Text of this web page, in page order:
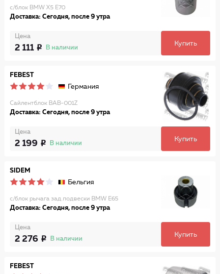
с/блок BMW X5 E70
Доставка: Сегодня, после 9 утра
Цена
2 111 В наличии
Купить
FEBEST
Германия
Сайлентблок BAB-001Z
Доставка: Сегодня, после 9 утра
Цена
2 199 В наличии
Купить
SIDEM
Бельгия
с/блок рычага зад.подвески BMW E65
Доставка: Сегодня, после 9 утра
Цена
2 276 В наличии
Купить
FEBEST